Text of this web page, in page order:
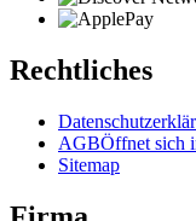
Rechtliches
AGBÖffnet sich
Sitemap